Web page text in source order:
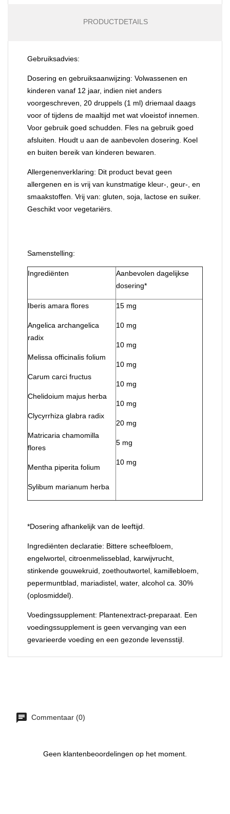
PRODUCTDETAILS
Gebruiksadvies:
Dosering en gebruiksaanwijzing: Volwassenen en
kinderen vanaf 12 jaar, indien niet anders
voorgeschreven, 20 druppels (1 ml) driemaal daags
voor of tijdens de maaltijd met wat vloeistof innemen.
Voor gebruik goed schudden. Fles na gebruik goed
afsluiten. Houdt u aan de aanbevolen dosering. Koel
en buiten bereik van kinderen bewaren.
Allergenenverklaring: Dit product bevat geen
allergenen en is vrij van kunstmatige kleur-, geur-, en
smaakstoffen. Vrij van: gluten, soja, lactose en suiker.
Geschikt voor vegetariërs.
Samenstelling:
Ingrediënten
Aanbevolen dagelijkse
dosering*
Iberis amara flores
Angelica archangelica
radix
Melissa officinalis folium
Carum carci fructus
Chelidoium majus herba
Clycyrrhiza glabra radix
Matricaria chamomilla
flores
Mentha piperita folium
Sylibum marianum herba
15 mg
10 mg
10 mg
10 mg
10 mg
10 mg
20 mg
5 mg
10 mg
*Dosering afhankelijk van de leeftijd.
Ingrediënten declaratie: Bittere scheefbloem,
engelwortel, citroenmelisseblad, karwijvrucht,
stinkende gouwekruid, zoethoutwortel, kamillebloem,
pepermuntblad, mariadistel, water, alcohol ca. 30%
(oplosmiddel).
Voedingssupplement: Plantenextract-preparaat. Een
voedingssupplement is geen vervanging van een
gevarieerde voeding en een gezonde levensstijl.
Commentaar (0)
Geen klantenbeoordelingen op het moment.